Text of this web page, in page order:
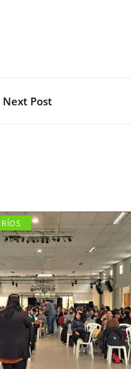
Next Post
RÍOS